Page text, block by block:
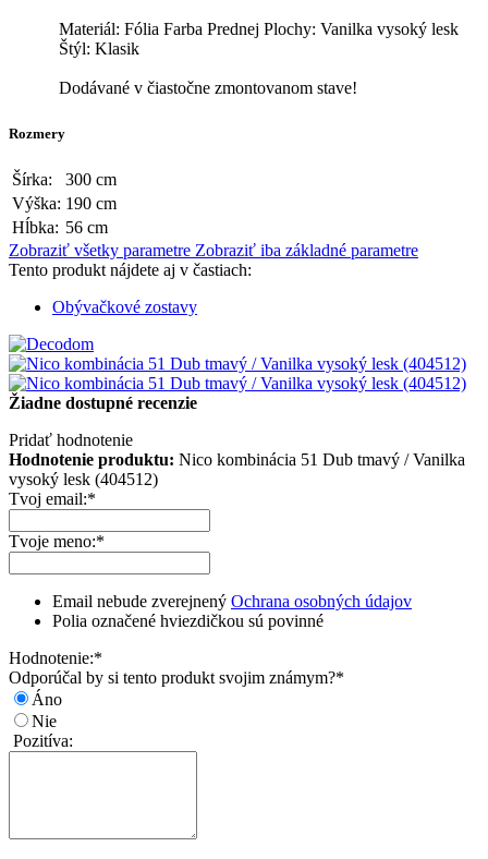
Materiál: Fólia Farba Prednej Plochy: Vanilka vysoký lesk
Štýl: Klasik
Dodávané v čiastočne zmontovanom stave!
Rozmery
Šírka:
300 cm
Výška: 190 cm
Hĺbka: 56 cm
Zobraziť všetky parametre Zobraziť iba základné parametre
Tento produkt nájdete aj v častiach:
Obývačkové zostavy
Žiadne dostupné recenzie
Pridať hodnotenie
Hodnotenie produktu: Nico kombinácia 51 Dub tmavý / Vanilka
vysoký lesk (404512)
Tvoj email:*
Tvoje meno:*
Email nebude zverejnený Ochrana osobných údajov
Polia označené hviezdičkou sú povinné
Hodnotenie:*
Odporúčal by si tento produkt svojim známym?*
Áno
Nie
Pozitíva: